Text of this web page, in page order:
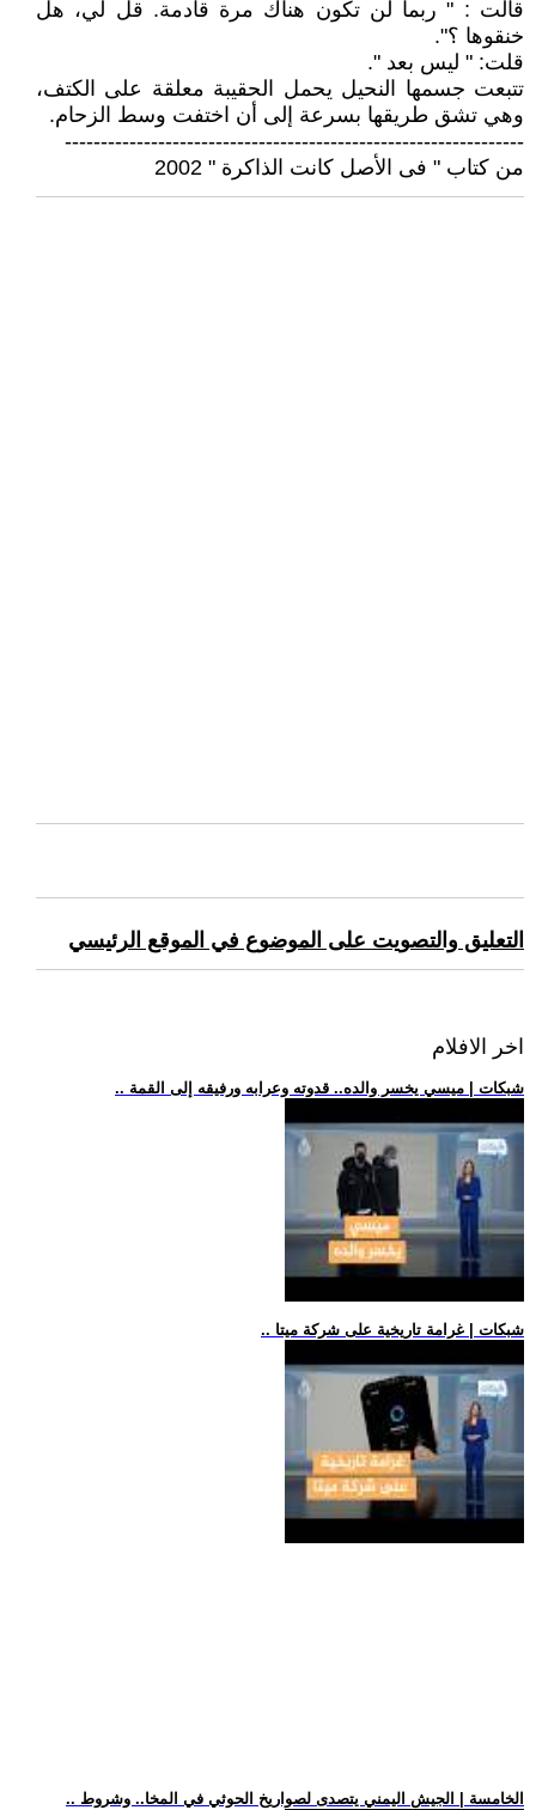
قالت : " ربما لن تكون هناك مرة قادمة. قل لي، هل
خنقوها ؟".
قلت: " ليس بعد ".
تتبعت جسمها النحيل يحمل الحقيبة معلقة على الكتف،
وهي تشق طريقها بسرعة إلى أن اختفت وسط الزحام.
----------------------------------------------------------------
من كتاب " فى الأصل كانت الذاكرة " 2002
التعليق والتصويت على الموضوع في الموقع الرئيسي
اخر الافلام
.. شبكات | ميسي يخسر والده.. قدوته وعرابه ورفيقه إلى القمة
.. شبكات | غرامة تاريخية على شركة ميتا
.. الخامسة | الجيش اليمني يتصدى لصواريخ الحوثي في المخا.. وشروط